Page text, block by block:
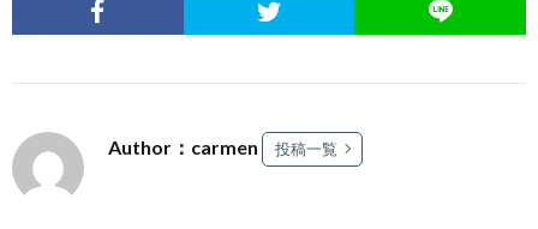
Author：carmen 投稿一覧